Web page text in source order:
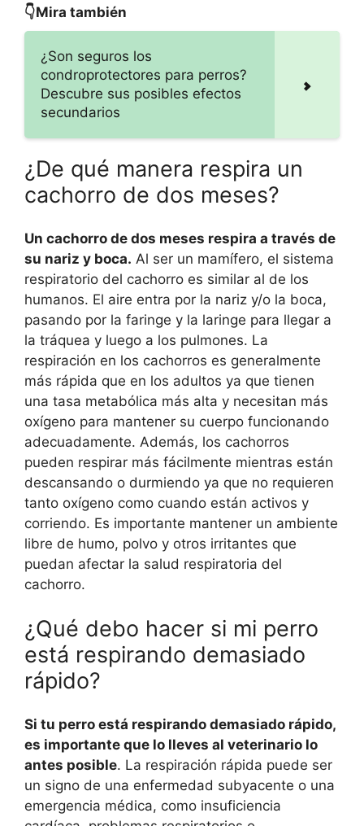
👇Mira también
¿Son seguros los
condroprotectores para perros?
Descubre sus posibles efectos
secundarios
¿De qué manera respira un
cachorro de dos meses?
Un cachorro de dos meses respira a través de
su nariz y boca. Al ser un mamífero, el sistema
respiratorio del cachorro es similar al de los
humanos. El aire entra por la nariz y/o la boca,
pasando por la faringe y la laringe para llegar a
la tráquea y luego a los pulmones. La
respiración en los cachorros es generalmente
más rápida que en los adultos ya que tienen
una tasa metabólica más alta y necesitan más
oxígeno para mantener su cuerpo funcionando
adecuadamente. Además, los cachorros
pueden respirar más fácilmente mientras están
descansando o durmiendo ya que no requieren
tanto oxígeno como cuando están activos y
corriendo. Es importante mantener un ambiente
libre de humo, polvo y otros irritantes que
puedan afectar la salud respiratoria del
cachorro.
¿Qué debo hacer si mi perro
está respirando demasiado
rápido?
Si tu perro está respirando demasiado rápido,
es importante que lo lleves al veterinario lo
antes posible. La respiración rápida puede ser
un signo de una enfermedad subyacente o una
emergencia médica, como insuficiencia